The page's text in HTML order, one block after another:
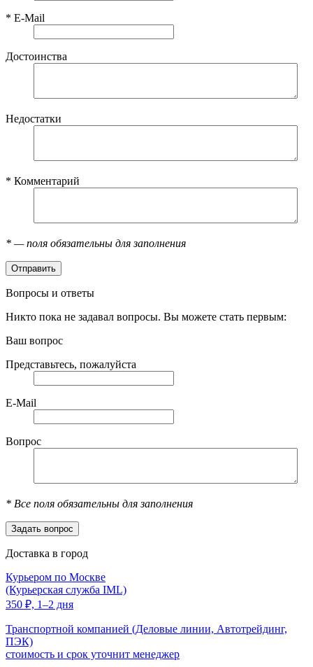
* E-Mail
Достоинства
Недостатки
* Комментарий
* — поля обязательны для заполнения
Вопросы и ответы
Никто пока не задавал вопросы. Вы можете стать первым:
Ваш вопрос
Представьтесь, пожалуйста
E-Mail
Вопрос
* Все поля обязательны для заполнения
Доставка в город
Курьером по Москве
(Курьерская служба IML)
350 ₽, 1–2 дня
Транспортной компанией (Деловые линии, Автотрейдинг,
ПЭК)
стоимость и срок уточнит менеджер